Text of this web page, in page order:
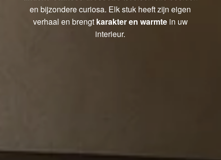
en bijzondere curiosa. Elk stuk heeft zijn eigen
verhaal en brengt karakter en warmte in uw
interieur.